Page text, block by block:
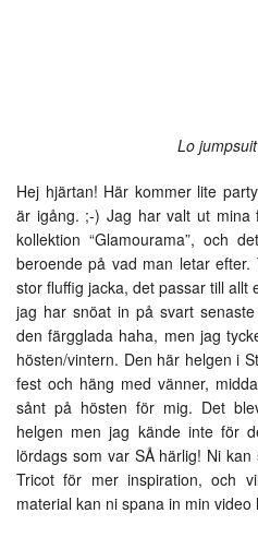
Lo
Hej hjärtan! Här kommer lite
är igång. ;-) Jag har valt ut mina
kollektion “Glamourama”, och
beroende på vad man letar
stor fluffig jacka, det passar till allt
jag har snöat in på svart
den färgglada haha, men jag
hösten/vintern. Den här helgen i
fest och häng med vänner,
sånt på hösten för mig. Det
helgen men jag kände inte för
lördags som var SÅ härlig! Ni
Tricot för mer inspiration, och
material kan ni spana in min video